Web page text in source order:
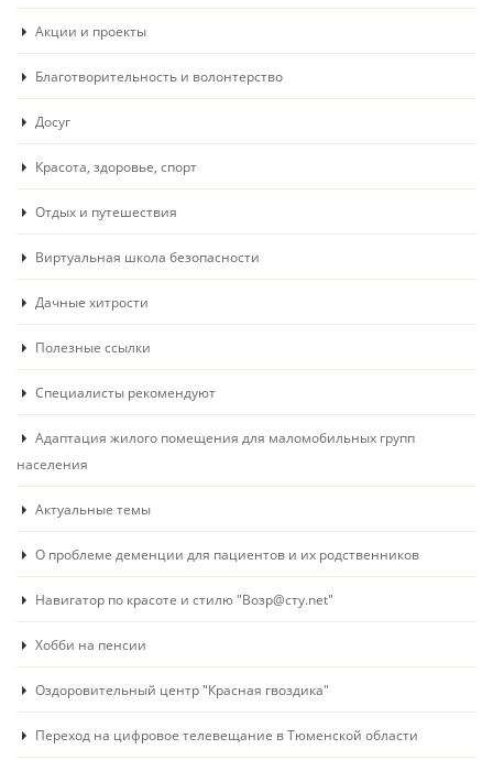
Акции и проекты
Благотворительность и волонтерство
Досуг
Красота, здоровье, спорт
Отдых и путешествия
Виртуальная школа безопасности
Дачные хитрости
Полезные ссылки
Специалисты рекомендуют
Адаптация жилого помещения для маломобильных групп
населения
Актуальные темы
О проблеме деменции для пациентов и их родственников
Навигатор по красоте и стилю "Возр@сту.net"
Хобби на пенсии
Оздоровительный центр "Красная гвоздика"
Переход на цифровое телевещание в Тюменской области